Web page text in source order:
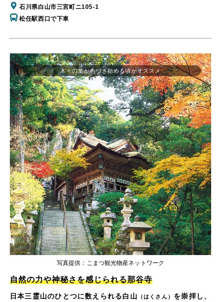
石川県白山市三宮町ニ105-1
松任駅西口で下車
木々の葉が色づき始める頃がオススメ
写真提供：こまつ観光物産ネットワーク
自然の力や神秘さを感じられる那谷寺
日本三霊山のひとつに数えられる白山 （はくさん） を崇拝し、